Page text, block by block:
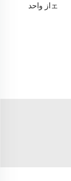
ェاز واحد